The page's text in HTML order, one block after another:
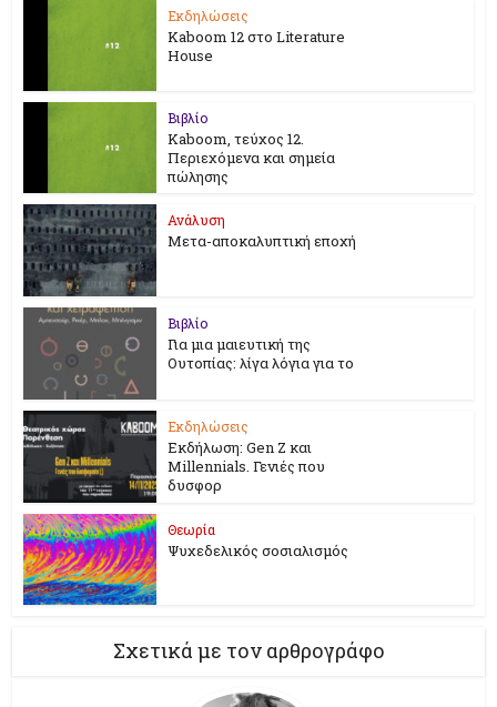
Εκδηλώσεις
Kaboom 12 στο Literature
House
Βιβλίο
Kaboom, τεύχος 12.
Περιεχόμενα και σημεία
πώλησης
Ανάλυση
Μετα-αποκαλυπτική εποχή
Βιβλίο
Για μια μαιευτική της
Ουτοπίας: λίγα λόγια για το
Εκδηλώσεις
Εκδήλωση: Gen Z και
Millennials. Γενιές που
δυσφορ
Θεωρία
Ψυχεδελικός σοσιαλισμός
Σχετικά με τον αρθρογράφο